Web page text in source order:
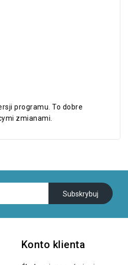
programu. To dobre
zmianami.
Konto klienta